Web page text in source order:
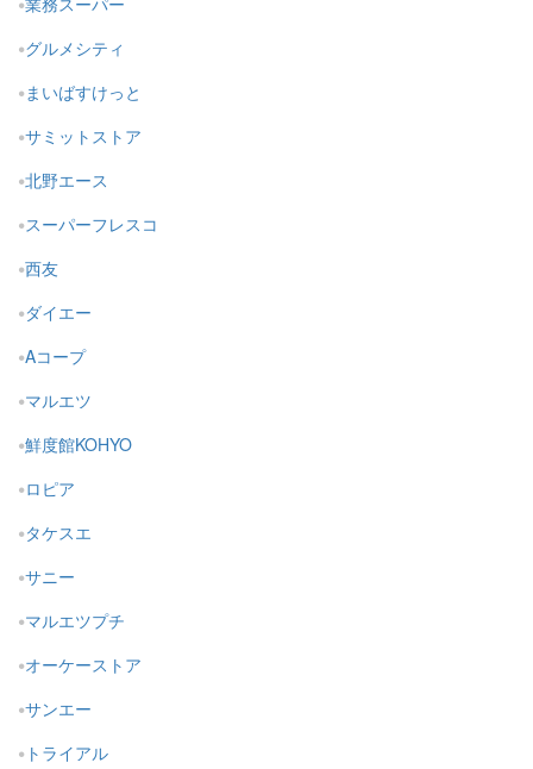
グルメシティ
まいばすけっと
サミットストア
北野エース
スーパーフレスコ
西友
ダイエー
Aコープ
マルエツ
鮮度館KOHYO
ロピア
タケスエ
サニー
マルエツプチ
オーケーストア
サンエー
トライアル